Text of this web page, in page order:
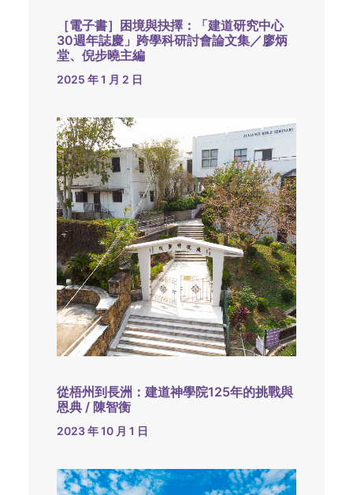
［電子書］困境與抉擇：「建道研究中心
30週年誌慶」跨學科研討會論文集／廖炳
堂、倪步曉主編
2025 年 1 月 2 日
從梧州到長洲：建道神學院125年的挑戰與
恩典 / 陳智衡
2023 年 10 月 1 日